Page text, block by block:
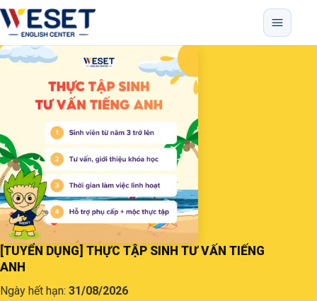
Bỏ qua menu, vào nội dung chính
[TUYỂN DỤNG] THỰC TẬP SINH TƯ VẤN TIẾNG
ANH
Ngày hết hạn: 31/08/2026